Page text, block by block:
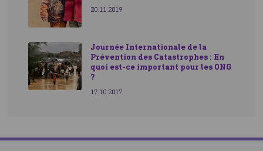
20.11.2019
Journée Internationale de la
Prévention des Catastrophes : En
quoi est-ce important pour les ONG
?
17.10.2017